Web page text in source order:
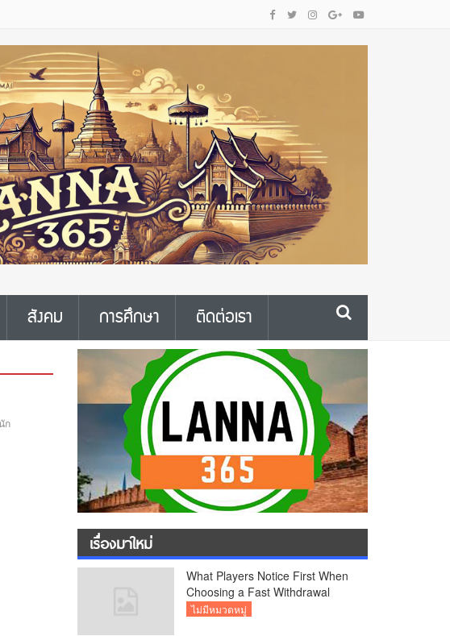
สังคม การศึกษา ติดต่อเรา
ก
เรื่องมาใหม่
What Players Notice First When
Choosing a Fast Withdrawal
Casino UK
ไม่มีหมวดหมู่